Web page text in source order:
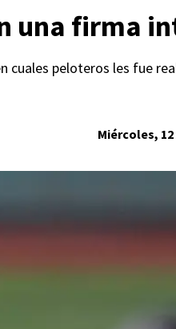
una firma
cuales peloteros les fue
Miércoles, 12